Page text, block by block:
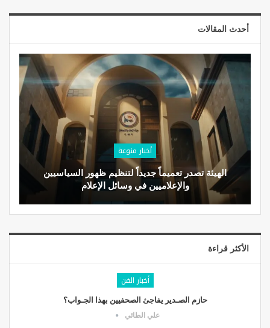
أحدث المقالات
أخبار منوعة
الهيئة تصدر تعميماً جديداً لتنظيم ظهور السياسيين
والإعلاميين في وسائل الإعلام
الأكثر قراءة
أخبار الفن
حازم الصـدير يفاجئ الصحفيين بهذا الجـواب؟
علي الطائي